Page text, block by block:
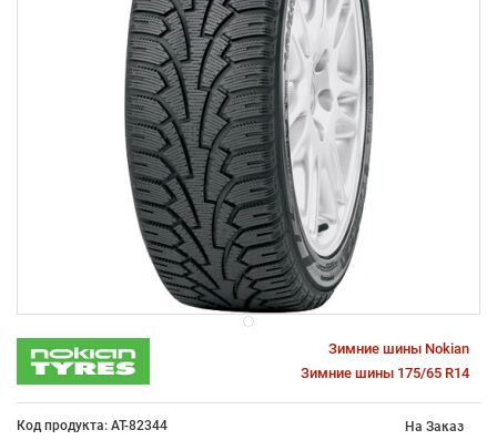
Зимние шины Nokian
Зимние шины 175/65 R14
Код продукта: AT-82344 На Заказ